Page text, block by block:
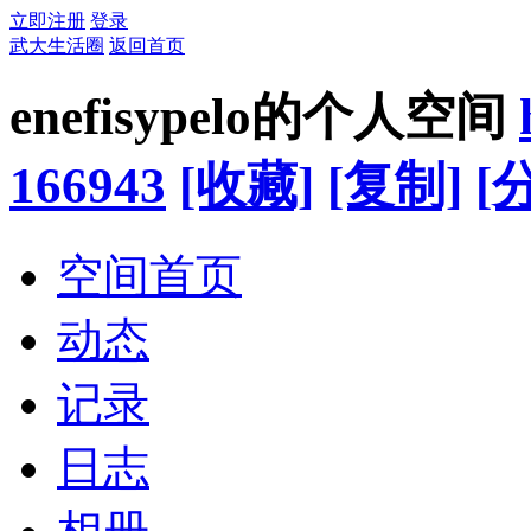
立即注册 登录
武大生活圈 返回首页
enefisypelo的个人空间
166943 [收藏] [复制] [
空间首页
动态
记录
日志